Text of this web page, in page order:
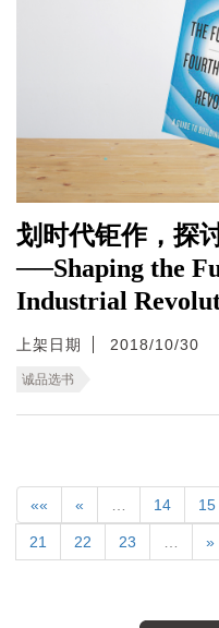
划时代钜作，探
──Shaping the
Industrial
上架日期 2018/10/30
诚品选书
«« « 14 15
21 22 23 »